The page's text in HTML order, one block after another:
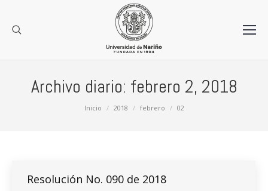
Archivo diario: febrero 2, 2018
Inicio 2018 febrero 02
Resolución No. 090 de 2018